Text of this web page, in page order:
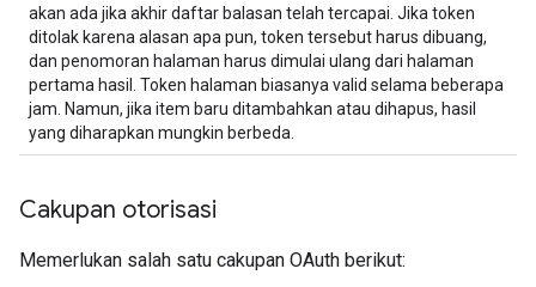
akan ada jika akhir daftar balasan telah tercapai. Jika token
ditolak karena alasan apa pun, token tersebut harus dibuang,
dan penomoran halaman harus dimulai ulang dari halaman
pertama hasil. Token halaman biasanya valid selama beberapa
jam. Namun, jika item baru ditambahkan atau dihapus, hasil
yang diharapkan mungkin berbeda.
Cakupan otorisasi
Memerlukan salah satu cakupan OAuth berikut: